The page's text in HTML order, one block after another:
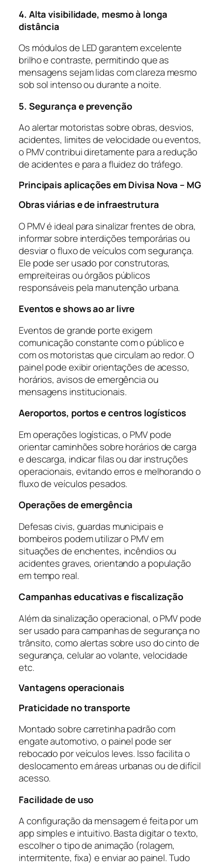
4. Alta visibilidade, mesmo à longa
distância
Os módulos de LED garantem excelente
brilho e contraste, permitindo que as
mensagens sejam lidas com clareza mesmo
sob sol intenso ou durante a noite.
5. Segurança e prevenção
Ao alertar motoristas sobre obras, desvios,
acidentes, limites de velocidade ou eventos,
o PMV contribui diretamente para a redução
de acidentes e para a fluidez do tráfego.
Principais aplicações em Divisa Nova – MG
Obras viárias e de infraestrutura
O PMV é ideal para sinalizar frentes de obra,
informar sobre interdições temporárias ou
desviar o fluxo de veículos com segurança.
Ele pode ser usado por construtoras,
empreiteiras ou órgãos públicos
responsáveis pela manutenção urbana.
Eventos e shows ao ar livre
Eventos de grande porte exigem
comunicação constante com o público e
com os motoristas que circulam ao redor. O
painel pode exibir orientações de acesso,
horários, avisos de emergência ou
mensagens institucionais.
Aeroportos, portos e centros logísticos
Em operações logísticas, o PMV pode
orientar caminhões sobre horários de carga
e descarga, indicar filas ou dar instruções
operacionais, evitando erros e melhorando o
fluxo de veículos pesados.
Operações de emergência
Defesas civis, guardas municipais e
bombeiros podem utilizar o PMV em
situações de enchentes, incêndios ou
acidentes graves, orientando a população
em tempo real.
Campanhas educativas e fiscalização
Além da sinalização operacional, o PMV pode
ser usado para campanhas de segurança no
trânsito, como alertas sobre uso do cinto de
segurança, celular ao volante, velocidade
etc.
Vantagens operacionais
Praticidade no transporte
Montado sobre carretinha padrão com
engate automotivo, o painel pode ser
rebocado por veículos leves. Isso facilita o
deslocamento em áreas urbanas ou de difícil
acesso.
Facilidade de uso
A configuração da mensagem é feita por um
app simples e intuitivo. Basta digitar o texto,
escolher o tipo de animação (rolagem,
intermitente, fixa) e enviar ao painel. Tudo